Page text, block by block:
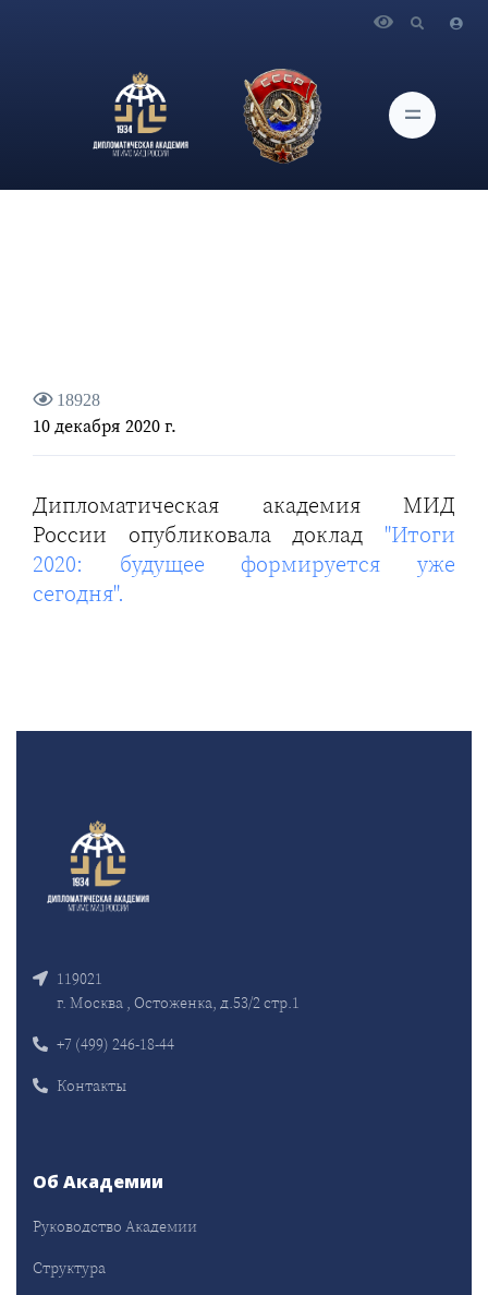
18928
10 декабря 2020 г.
Дипломатическая академия МИД
России опубликовала доклад "Итоги
2020: будущее формируется уже
сегодня".
119021
г. Москва , Остоженка, д.53/2 стр.1
+7 (499) 246-18-44
Контакты
Об Академии
Руководство Академии
Структура